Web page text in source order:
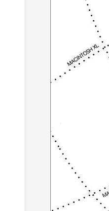
Agfeo
Agfeo
Erweiterung
Apple iPad